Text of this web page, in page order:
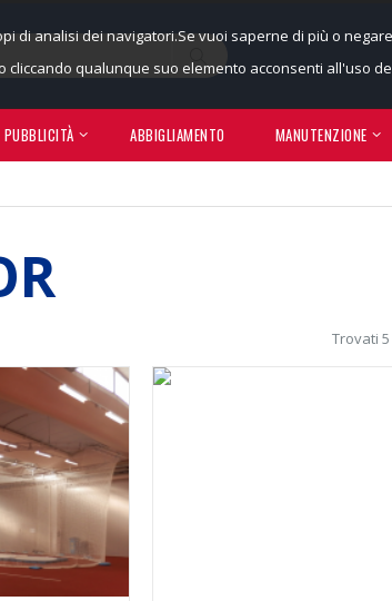
di analisi dei navigatori.Se vuoi saperne di più o
qualunque suo elemento acconsenti all'uso
PUBBLICITÀ ABBIGLIAMENTO MANUTENZIONE
Trovati